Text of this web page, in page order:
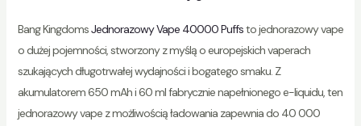
Bang KingdomsJednorazowy Vape 40000 Puffsto jednorazowy vape
o dużej pojemności, stworzony z myślą o europejskich vaperach
szukających długotrwałej wydajności i bogatego smaku. Z
akumulatorem 650 mAh i 60 ml fabrycznie napełnionego e-liquidu, ten
jednorazowy vape z możliwością ładowania zapewnia do 40 000